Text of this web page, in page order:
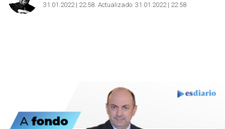
Copiar31.01.2022 | 22:58 Actualizado: 31.01.2022 | 22:58